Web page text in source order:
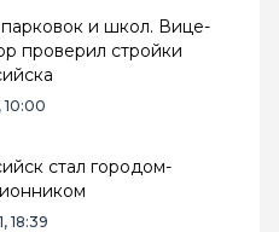
парковок и школ. Вице-
проверил стройки
10:00
стал городом-
18:39